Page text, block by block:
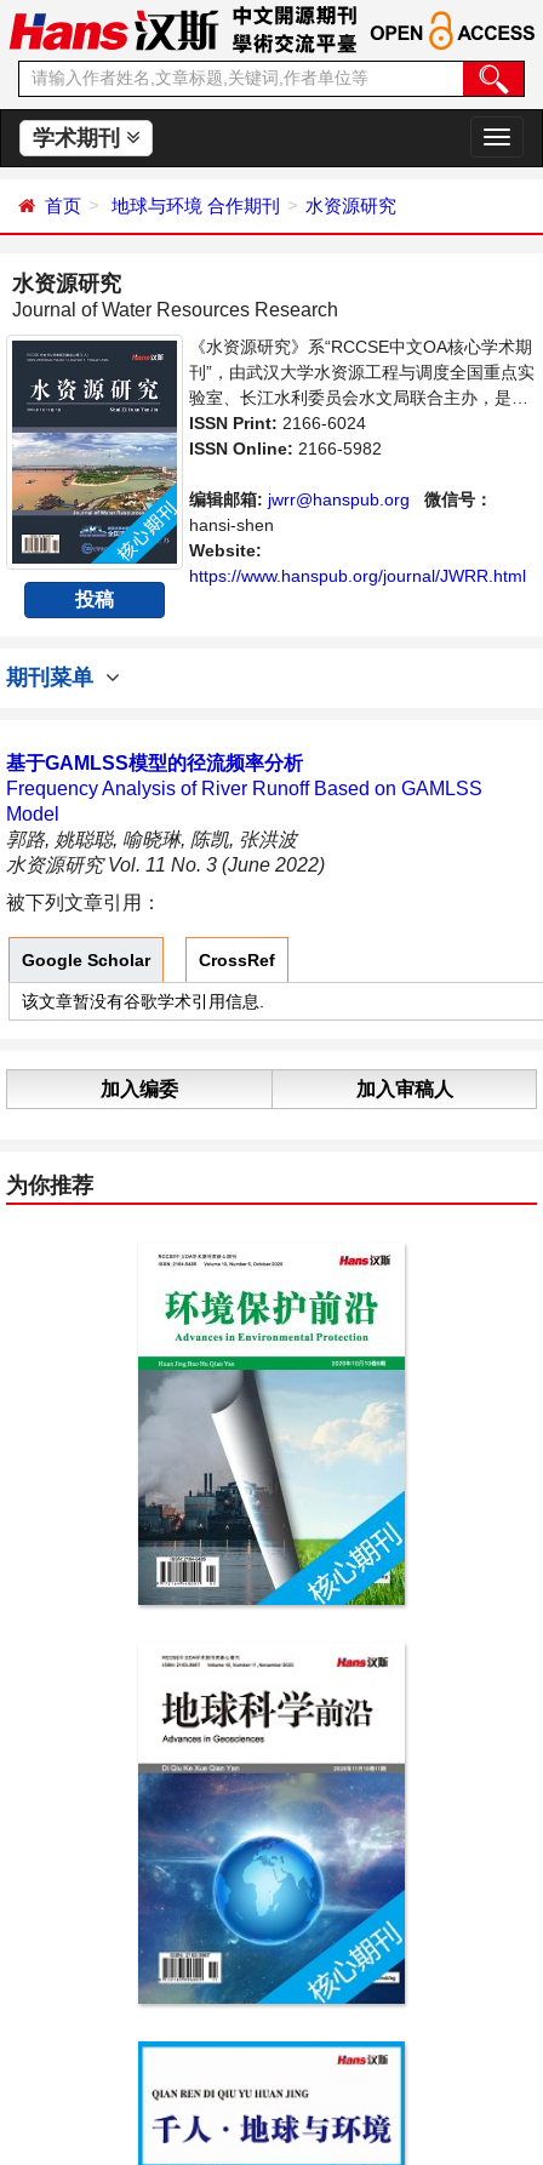
学术期刊
切
换
首页 地球与环境 合作期刊 水资源研究
水资源研究
Journal of Water Resources Research
投稿
《水资源研究》系“RCCSE中文OA核心学术期
刊”，由武汉大学水资源工程与调度全国重点实
验室、长江水利委员会水文局联合主办，是开
放获取期刊，以传播和展示世界水文水资源研
究领域最新成果、推进中国水文水资源研究走
发利用，水环境保护的理论方法、技术经验和
应用成果以及水文水资源研究新的发展方向和
具有前瞻性的水战略性问题，为广大水文水资
源研究者及相关技术人员提供一个免...
ISSN Print: 2166-6024
ISSN Online: 2166-5982
编辑邮箱: jwrr@hanspub.org
微信号：
hansi-shen
Website:
https://www.hanspub.org/journal/JWRR.html
期刊菜单
基于GAMLSS模型的径流频率分析
Frequency Analysis of River Runoff Based on GAMLSS
Model
郭路, 姚聪聪, 喻晓琳, 陈凯, 张洪波
水资源研究 Vol. 11 No. 3 (June 2022)
被下列文章引用：
Google Scholar CrossRef
该文章暂没有谷歌学术引用信息.
加入编委 加入审稿人
为你推荐